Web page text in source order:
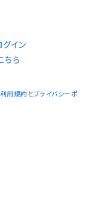
グイン
ちら
利用規約 とプライバシーポ